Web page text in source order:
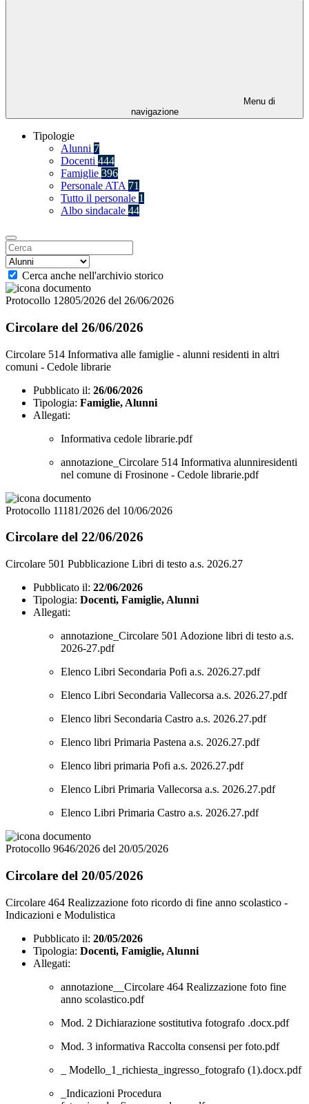
Menu di
navigazione
Tipologie
Alunni 7
Docenti 444
Famiglie 396
Personale ATA 71
Tutto il personale 1
Albo sindacale 44
Cerca anche nell'archivio storico
Protocollo 12805/2026 del 26/06/2026
Circolare del 26/06/2026
Circolare 514 Informativa alle famiglie - alunni residenti in altri
comuni - Cedole librarie
Pubblicato il: 26/06/2026
Tipologia: Famiglie, Alunni
Allegati:
Informativa cedole librarie.pdf
annotazione_Circolare 514 Informativa alunniresidenti
nel comune di Frosinone - Cedole librarie.pdf
Protocollo 11181/2026 del 10/06/2026
Circolare del 22/06/2026
Circolare 501 Pubblicazione Libri di testo a.s. 2026.27
Pubblicato il: 22/06/2026
Tipologia: Docenti, Famiglie, Alunni
Allegati:
annotazione_Circolare 501 Adozione libri di testo a.s.
2026-27.pdf
Elenco Libri Secondaria Pofi a.s. 2026.27.pdf
Elenco Libri Secondaria Vallecorsa a.s. 2026.27.pdf
Elenco libri Secondaria Castro a.s. 2026.27.pdf
Elenco libri Primaria Pastena a.s. 2026.27.pdf
Elenco libri primaria Pofi a.s. 2026.27.pdf
Elenco Libri Primaria Vallecorsa a.s. 2026.27.pdf
Elenco Libri Primaria Castro a.s. 2026.27.pdf
Protocollo 9646/2026 del 20/05/2026
Circolare del 20/05/2026
Circolare 464 Realizzazione foto ricordo di fine anno scolastico -
Indicazioni e Modulistica
Pubblicato il: 20/05/2026
Tipologia: Docenti, Famiglie, Alunni
Allegati:
annotazione__Circolare 464 Realizzazione foto fine
anno scolastico.pdf
Mod. 2 Dichiarazione sostitutiva fotografo .docx.pdf
Mod. 3 informativa Raccolta consensi per foto.pdf
_ Modello_1_richiesta_ingresso_fotografo (1).docx.pdf
_Indicazioni Procedura